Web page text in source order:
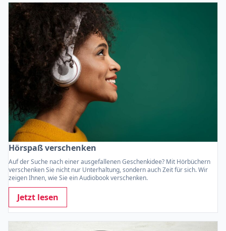
Hörspaß verschenken
Auf der Suche nach einer ausgefallenen Geschenkidee? Mit Hörbüchern
verschenken Sie nicht nur Unterhaltung, sondern auch Zeit für sich. Wir
zeigen Ihnen, wie Sie ein Audiobook verschenken.
Jetzt lesen